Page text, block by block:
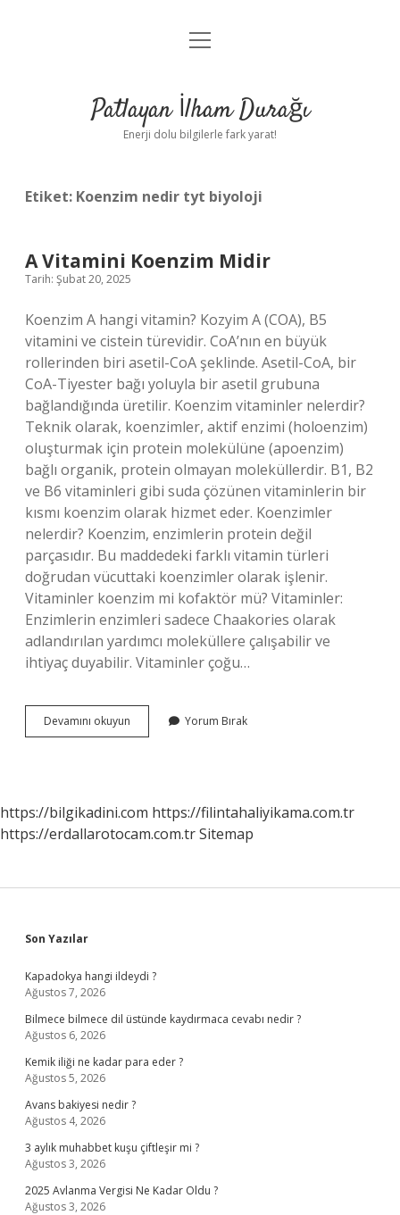
Anasayfa
Yasal Uyarı
menüyü
Patlayan İlham Durağı
Enerji dolu bilgilerle fark yarat!
Etiket: Koenzim nedir tyt biyoloji
A Vitamini Koenzim Midir
Tarih: Şubat 20, 2025
Koenzim A hangi vitamin? Kozyim A (COA), B5
vitamini ve cistein türevidir. CoA’nın en büyük
rollerinden biri asetil-CoA şeklinde. Asetil-CoA, bir
CoA-Tiyester bağı yoluyla bir asetil grubuna
bağlandığında üretilir. Koenzim vitaminler nelerdir?
Teknik olarak, koenzimler, aktif enzimi (holoenzim)
oluşturmak için protein molekülüne (apoenzim)
bağlı organik, protein olmayan moleküllerdir. B1, B2
ve B6 vitaminleri gibi suda çözünen vitaminlerin bir
kısmı koenzim olarak hizmet eder. Koenzimler
nelerdir? Koenzim, enzimlerin protein değil
parçasıdır. Bu maddedeki farklı vitamin türleri
doğrudan vücuttaki koenzimler olarak işlenir.
Vitaminler koenzim mi kofaktör mü? Vitaminler:
Enzimlerin enzimleri sadece Chaakories olarak
adlandırılan yardımcı moleküllere çalışabilir ve
ihtiyaç duyabilir. Vitaminler çoğu…
Devamını okuyun
Vitamini
Yorum Bırak
https://bilgikadini.com https://filintahaliyikama.com.tr
https://erdallarotocam.com.trSitemap
Sidebar
Son Yazılar
Kapadokya hangi ildeydi ?
Ağustos 7, 2026
Bilmece bilmece dil üstünde kaydırmaca cevabı nedir ?
Ağustos 6, 2026
Kemik iliği ne kadar para eder ?
Ağustos 5, 2026
Avans bakiyesi nedir ?
Ağustos 4, 2026
3 aylık muhabbet kuşu çiftleşir mi ?
Ağustos 3, 2026
2025 Avlanma Vergisi Ne Kadar Oldu ?
Ağustos 3, 2026